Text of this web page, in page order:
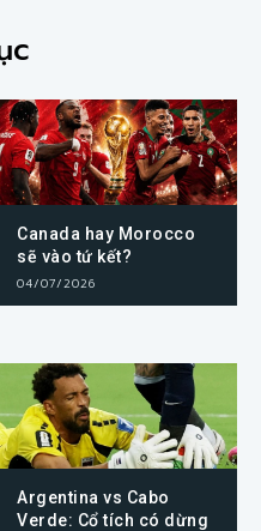
Canada hay Morocco
sẽ vào tứ kết?
04/07/2026
Argentina vs Cabo
Verde: Cổ tích có dừng